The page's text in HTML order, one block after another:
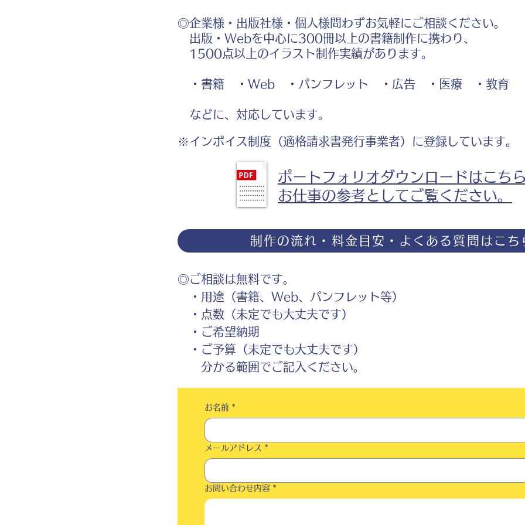
◎企業様・出版社様・個人様問わずお気軽にご相談ください。
出版・Webを中心に300冊以上の書籍制作に携わり、
1500点以上のイラスト制作実績があります。
・書籍 ・Web ・パンフレット ・広告 ・医療 ・教育
などに、対応しています。
※インボイス制度（適格請求書発行事業者）に登録しています。
ポートフォリオダウンロードはこち
お仕事の参考としてご覧ください。
制作の流れ・料金目安・よくある質問はこち
◎ご相談は無料です。
・用途（書籍、Web、パンフレット等）
・点数（未定でも大丈夫です）
・ご希望納期
・ご予算（未定でも大丈夫です）
分かる範囲でご記入ください。
お名前 *
メールアドレス *
お問い合わせ内容 *